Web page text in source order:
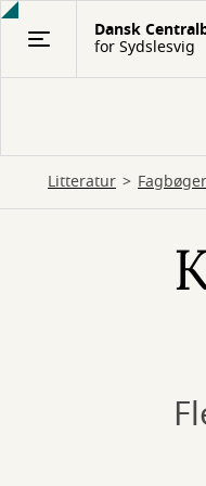
Gå
Dansk
for Sydslesvig
Litteratur Fagbøger